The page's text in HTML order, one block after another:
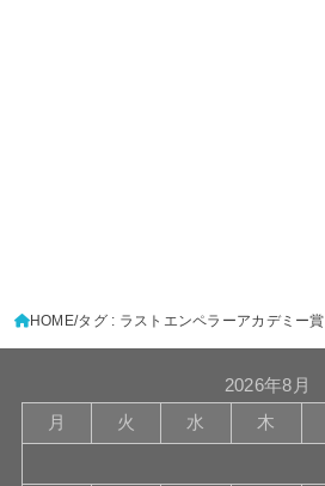
HOME タグ : ラストエンペラーアカデミー賞
2026年8月
月
火 水 木